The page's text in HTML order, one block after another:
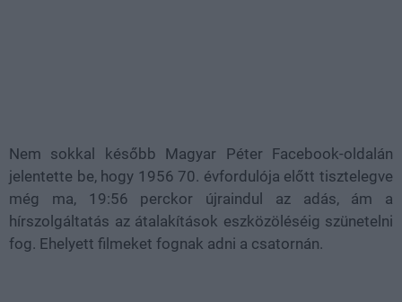
Nem sokkal később Magyar Péter Facebook-oldalán
jelentette be, hogy 1956 70. évfordulója előtt tisztelegve
még ma, 19:56 perckor újraindul az adás, ám a
hírszolgáltatás az átalakítások eszközöléséig szünetelni
fog. Ehelyett filmeket fognak adni a csatornán.